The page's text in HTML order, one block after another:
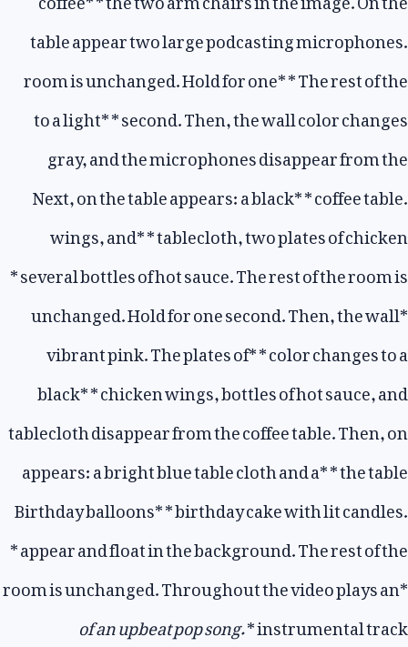
table appear two large podcasting microphones.
The rest of the
* *
room is unchanged. Hold for one
second. Then, the wall color changes
* *
to a light
gray, and the microphones disappear from the
coffee table.
* *
Next, on the table appears: a black
tablecloth, two plates of chicken
* *
wings, and
several bottles of hot sauce. The rest of the room is
*
*
unchanged. Hold for one second. Then, the wall
color changes to a
* *
vibrant pink. The plates of
chicken wings, bottles of hot sauce, and
* *
black
tablecloth disappear from the coffee table. Then, on
the table
* *
appears: a bright blue table cloth and a
birthday cake with lit candles.
* *
Birthday balloons
appear and float in the background. The rest of the
*
*
room is unchanged. Throughout the video plays an
instrumental track
*
.
of an upbeat pop song